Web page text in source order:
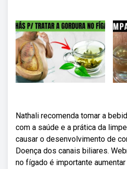
Nathali recomenda tomar a
com a saúde e a prática da
causar o desenvolvimento de
Doença dos canais biliares.
no fígado é importante